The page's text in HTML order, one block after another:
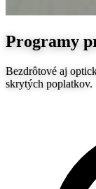
Programy
Bezdrôtové aj
skrytých poplatkov.